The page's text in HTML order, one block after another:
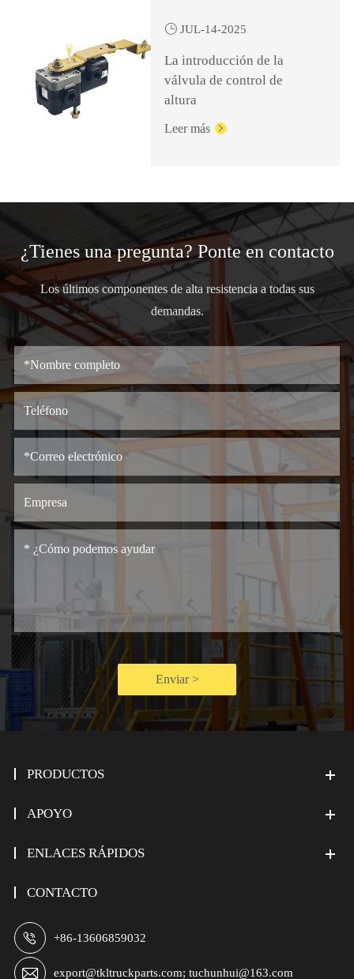
 JUL-14-2025
La introducción de la
válvula de control de
altura
Leer más 
¿Tienes una pregunta? Ponte en contacto
Los últimos componentes de alta resistencia a todas sus
demandas.
Enviar >
PRODUCTOS
APOYO
ENLACES RÁPIDOS
CONTACTO
 +86-13606859032
 export@tkltruckparts.com; tuchunhui@163.com